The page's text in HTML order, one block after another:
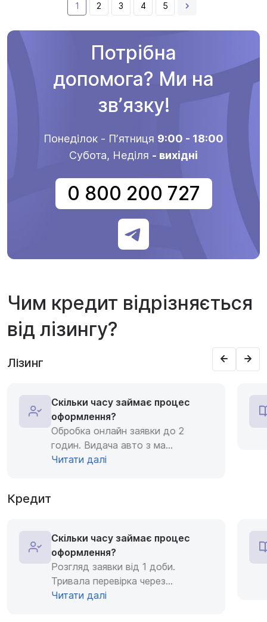
1 2 3 4 5
Потрібна
допомога? Ми на
звʼязку!
Понеділок - Пʼятниця 9:00 - 18:00
Субота, Неділя - вихідні
0 800 200 727
Чим кредит відрізняється
від лізингу?
Лізинг
Скільки часу займає процес
оформлення?
Обробка онлайн заявки до 2
годин. Видача авто з ма...
Читати далі
Кредит
Скільки часу займає процес
оформлення?
Розгляд заявки від 1 доби.
Тривала перевірка через...
Читати далі